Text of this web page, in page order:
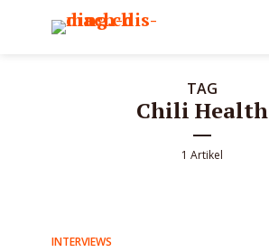
TAG
Chili Health
1 Artikel
INTERVIEWS